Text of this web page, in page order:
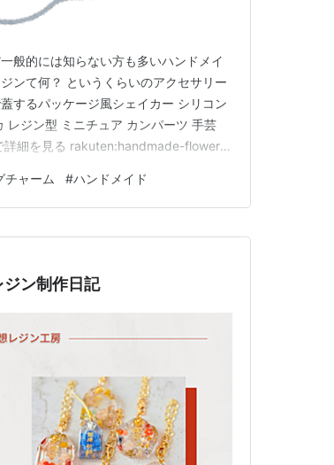
般的には知らない方も多いハンドメイ
ンて何？ というくらいのアクセサリー
するパッケージ風シェイカー シリコン
レジン型 ミニチュア カンパーツ 手芸
詳細を見る rakuten:handmade-flower-
などでも１番か…
チャーム #ハンドメイド
ン制作日記